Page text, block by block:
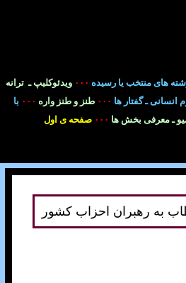
های منتخب يا رسيده ۰۰۰ ويدئوکليپ ـ ترانه
انسانی ـ گفتار ها ۰۰۰ طنز و طنز واره ۰۰۰ با
ـ معرفی بخش ها ۰۰۰ صفحه ی اول
به رهبران احزاب کشور